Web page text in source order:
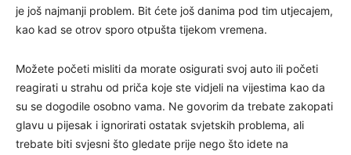
je još najmanji problem. Bit ćete još danima pod tim utjecajem,
kao kad se otrov sporo otpušta tijekom vremena.
Možete početi misliti da morate osigurati svoj auto ili početi
reagirati u strahu od priča koje ste vidjeli na vijestima kao da
su se dogodile osobno vama. Ne govorim da trebate zakopati
glavu u pijesak i ignorirati ostatak svjetskih problema, ali
trebate biti svjesni što gledate prije nego što idete na